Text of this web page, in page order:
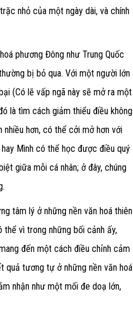
nhỏ của một ngày dài, và chính
phương Đông như Trung Quốc
bị bỏ qua. Với một người lớn
(Có lẽ vấp ngã này sẽ mở ra một
là tìm cách giảm thiểu điều không
hơn, có thể cởi mở hơn với
Mình có thể học được điều quý
giữa mỗi cá nhân; ở đây, chúng
tâm lý ở những nền văn hoá thiên
thể vì trong những bối cảnh ấy,
đến một cách điều chỉnh cảm
quả tương tự ở những nền văn hoá
nhận như một mối đe doạ lớn,